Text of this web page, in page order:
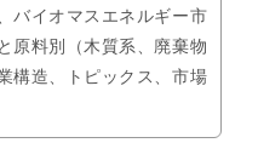
バイオマスエネルギー市
原料別（木質系、廃棄物
構造、トピックス、市場